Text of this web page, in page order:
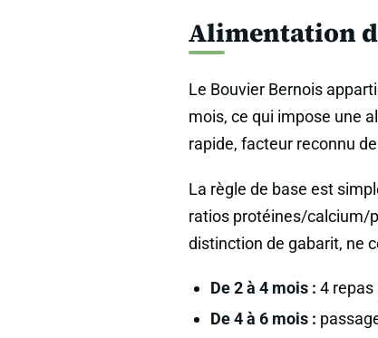
Alimentation
Le Bouvier Bernois
mois, ce qui impose une
rapide, facteur reconnu
La règle de base est
ratios protéines/calcium/
distinction de gabarit, ne
De 2 à 4 mois : 4 repas
De 4 à 6 mois :